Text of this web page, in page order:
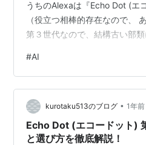
うちのAlexaは『Echo Dot (エ
（役立つ相棒的存在なので、
第３世代なので、結構古い部
定していたらしく、最近では
です」と言ってくれます😊 他
員なのですが、「Alexa 『優
藤井風さんの『優しさ』とそれ
再生してくれます。 「Alex…
#AI
kurotaku513のブログ • 1年前
Echo Dot (エコードット)
と選び方を徹底解説！